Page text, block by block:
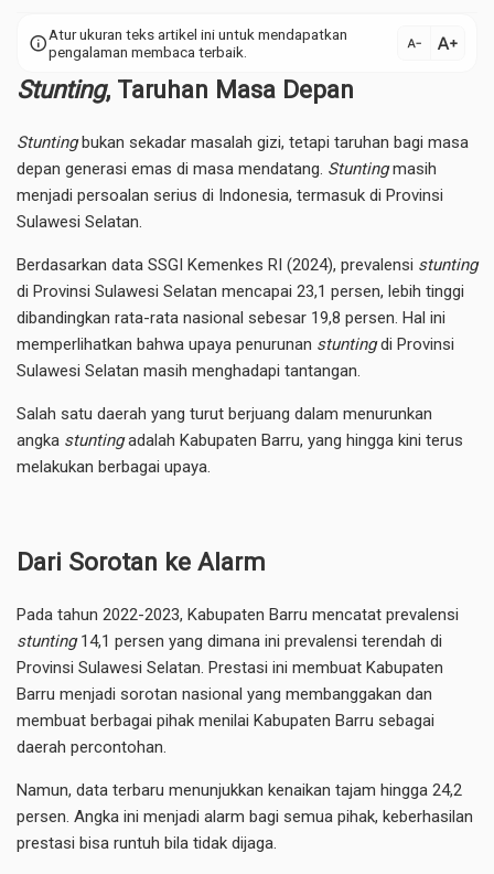
infoAtur ukuran teks artikel ini untuk mendapatkan
pengalaman membaca terbaik.
text_decrease text_increase
Stunting, Taruhan Masa Depan
Stuntingbukan sekadar masalah gizi, tetapi taruhan bagi masa
depan generasi emas di masa mendatang. Stuntingmasih
menjadi persoalan serius di Indonesia, termasuk di Provinsi
Sulawesi Selatan.
Berdasarkan data SSGI Kemenkes RI (2024), prevalensi stunting
di Provinsi Sulawesi Selatan mencapai 23,1 persen, lebih tinggi
dibandingkan rata-rata nasional sebesar 19,8 persen. Hal ini
memperlihatkan bahwa upaya penurunan stuntingdi Provinsi
Sulawesi Selatan masih menghadapi tantangan.
Salah satu daerah yang turut berjuang dalam menurunkan
angka stuntingadalah Kabupaten Barru, yang hingga kini terus
melakukan berbagai upaya.
Dari Sorotan ke Alarm
Pada tahun 2022-2023, Kabupaten Barru mencatat prevalensi
stunting14,1 persen yang dimana ini prevalensi terendah di
Provinsi Sulawesi Selatan. Prestasi ini membuat Kabupaten
Barru menjadi sorotan nasional yang membanggakan dan
membuat berbagai pihak menilai Kabupaten Barru sebagai
daerah percontohan.
Namun, data terbaru menunjukkan kenaikan tajam hingga 24,2
persen. Angka ini menjadi alarm bagi semua pihak, keberhasilan
prestasi bisa runtuh bila tidak dijaga.